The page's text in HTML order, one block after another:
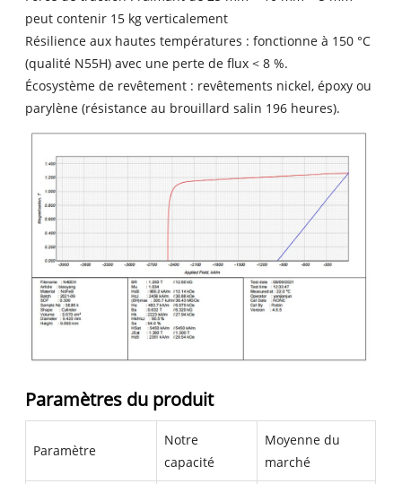
peut contenir 15 kg verticalement
Résilience aux hautes températures : fonctionne à 150 °C
(qualité N55H) avec une perte de flux < 8 %.
Écosystème de revêtement : revêtements nickel, époxy ou
parylène (résistance au brouillard salin 196 heures).
Paramètres du produit
Paramètre
Notre
capacité
Moyenne du
marché